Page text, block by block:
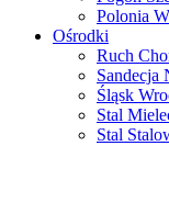
Polonia
Ośrodki
Ruch
Sandecja
Śląsk
Stal
Stal